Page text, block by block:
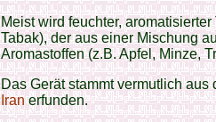
Meist wird feuchter,
Tabak), der aus einer Mischung
Aromastoffen (z.B. Apfel, Minze,
Das Gerät stammt vermutlich
Iranerfunden.